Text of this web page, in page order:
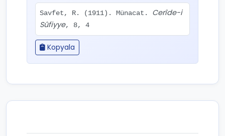
Savfet, R. (1911). Münacat. Cerîde-i
Sûfiyye, 8, 4
Kopyala